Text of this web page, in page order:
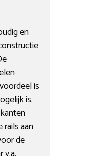
en
is
is.
rails aan
de